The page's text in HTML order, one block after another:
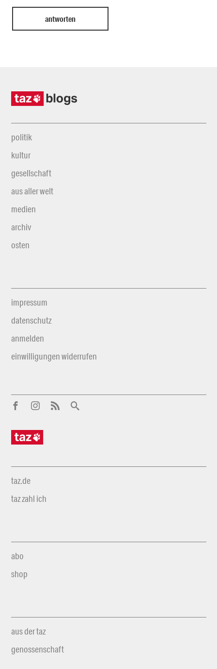
politik
kultur
gesellschaft
aus aller welt
medien
archiv
osten
impressum
datenschutz
anmelden
einwilligungen widerrufen
taz.de
taz zahl ich
abo
shop
aus der taz
genossenschaft